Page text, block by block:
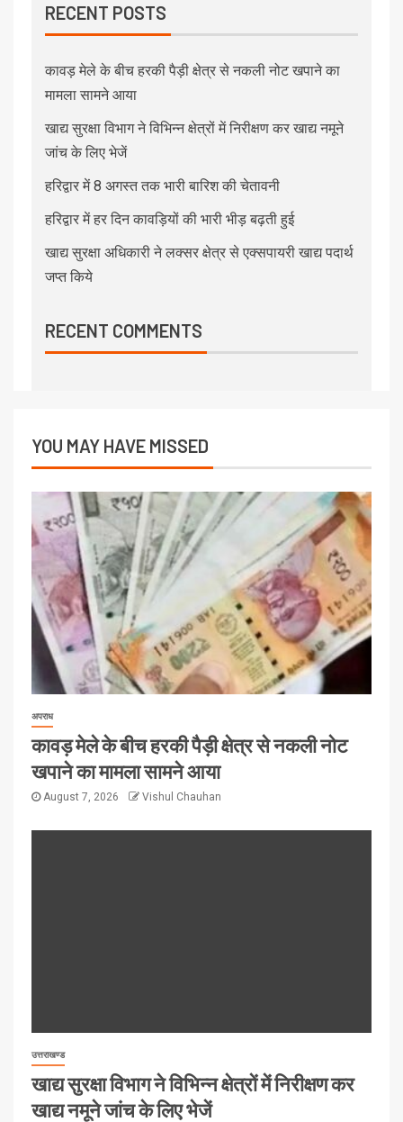
RECENT POSTS
कावड़ मेले के बीच हरकी पैड़ी क्षेत्र से नकली नोट खपाने का
मामला सामने आया
खाद्य सुरक्षा विभाग ने विभिन्न क्षेत्रों में निरीक्षण कर खाद्य नमूने
जांच के लिए भेजें
हरिद्वार में 8 अगस्त तक भारी बारिश की चेतावनी
हरिद्वार में हर दिन कावड़ियों की भारी भीड़ बढ़ती हुई
खाद्य सुरक्षा अधिकारी ने लक्सर क्षेत्र से एक्सपायरी खाद्य पदार्थ
जप्त किये
RECENT COMMENTS
YOU MAY HAVE MISSED
अपराध
कावड़ मेले के बीच हरकी पैड़ी क्षेत्र से नकली नोट
खपाने का मामला सामने आया
August 7, 2026 Vishul Chauhan
उत्तराखण्ड
खाद्य सुरक्षा विभाग ने विभिन्न क्षेत्रों में निरीक्षण कर
खाद्य नमूने जांच के लिए भेजें